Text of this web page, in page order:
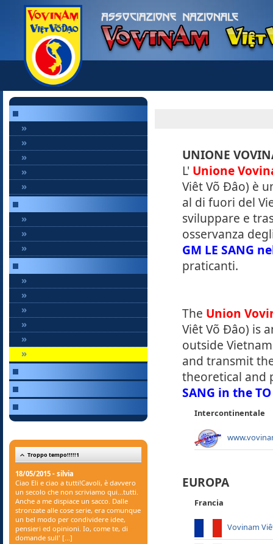
»
»
»
»
»
»
»
»
»
»
»
»
»
»
Troppo tempo!!!!!1
18/05/2015 - silvia
Ciao Eli e ciao a tutti!Cavoli, è davvero
un secolo che non scriviamo qui...tutti.
Anche a me dispiace un sacco. Dalle
stronzate alle cose serie, era comunque
un bel modo per condividere idee,
pensieri ed opinioni. Io, come te, di
domande sull' [...]
UNIONE
L' Unione
Viêt Võ Ðâo) è
al di fuori del
sviluppare e
osservanza
GM LE SANG
praticanti.
The Union
Viêt Võ Ðâo) is
outside
and transmit
theoretical and
SANG in the
Intercontinentale
EUROPA
Francia
Vovinam